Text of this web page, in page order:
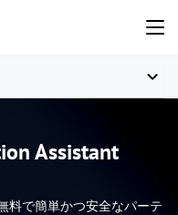
Assistant
料で簡単かつ安全なパーテ